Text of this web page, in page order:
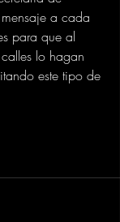
a cada
para que al
lo hagan
este tipo de